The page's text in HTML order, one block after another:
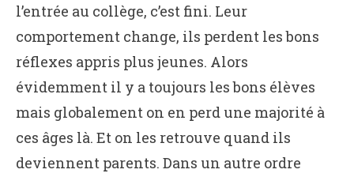
l’entrée au collège, c’est fini. Leur
comportement change, ils perdent les bons
réflexes appris plus jeunes. Alors
évidemment il y a toujours les bons élèves
mais globalement on en perd une majorité à
ces âges là. Et on les retrouve quand ils
deviennent parents. Dans un autre ordre